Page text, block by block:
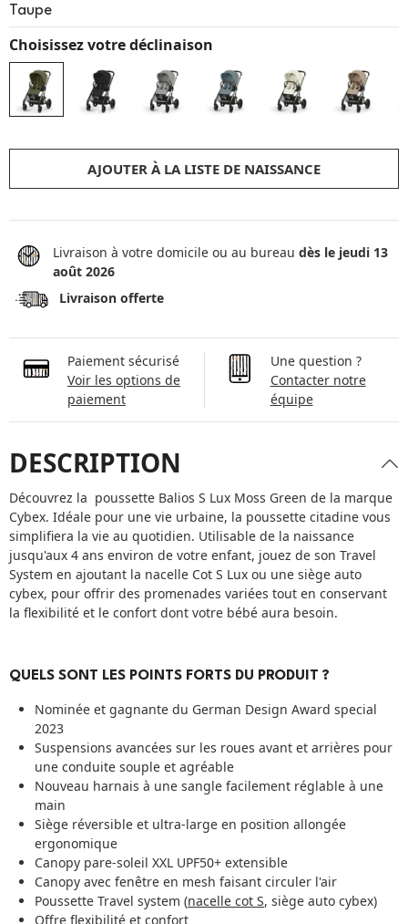
Taupe
Choisissez votre déclinaison
AJOUTER À LA LISTE DE NAISSANCE
Livraison à votre domicile ou au bureau dès le jeudi 13
août 2026
Livraison offerte
Paiement sécurisé
Voir les options de
paiement
Une question ?
Contacter notre
équipe
DESCRIPTION
Découvrez la poussette Balios S Lux Moss Green de la marque
Cybex. Idéale pour une vie urbaine, la poussette citadine vous
simplifiera la vie au quotidien. Utilisable de la naissance
jusqu'aux 4 ans environ de votre enfant, jouez de son Travel
System en ajoutant la nacelle Cot S Lux ou une siège auto
cybex, pour offrir des promenades variées tout en conservant
la flexibilité et le confort dont votre bébé aura besoin.
QUELS SONT LES POINTS FORTS DU PRODUIT ?
Nominée et gagnante du German Design Award special
2023
Suspensions avancées sur les roues avant et arrières pour
une conduite souple et agréable
Nouveau harnais à une sangle facilement réglable à une
main
Siège réversible et ultra-large en position allongée
ergonomique
Canopy pare-soleil XXL UPF50+ extensible
Canopy avec fenêtre en mesh faisant circuler l'air
Poussette Travel system (nacelle cot S, siège auto cybex)
Offre flexibilité et confort